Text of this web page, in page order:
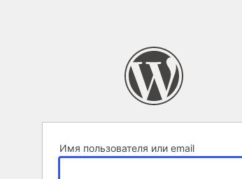
Имя пользователя или email